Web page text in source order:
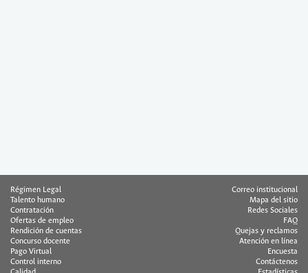
Régimen Legal
Talento humano
Contratación
Ofertas de empleo
Rendición de cuentas
Concurso docente
Pago Virtual
Control interno
Correo institucional
Mapa del sitio
Redes Sociales
FAQ
Quejas y reclamos
Atención en línea
Encuesta
Contáctenos